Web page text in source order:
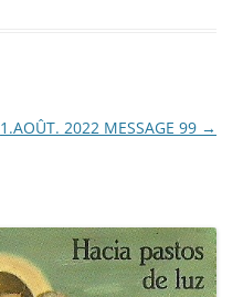
1.AOÛT. 2022 MESSAGE 99 →